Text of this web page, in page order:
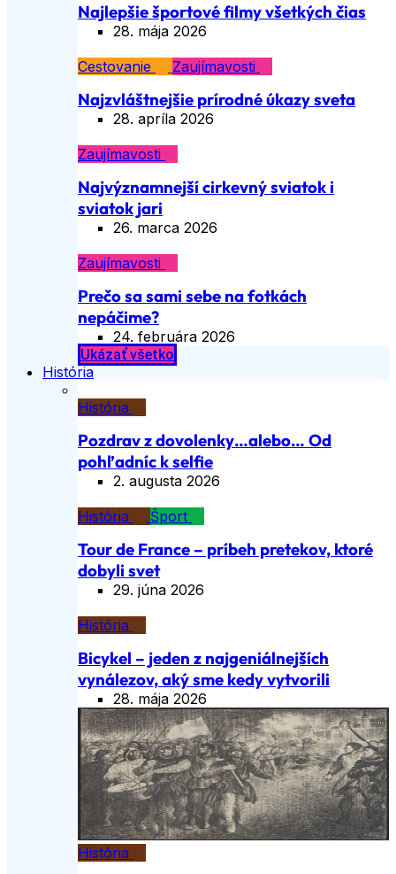
Najlepšie športové filmy všetkých čias
28. mája 2026
Cestovanie
Zaujímavosti
Najzvláštnejšie prírodné úkazy sveta
28. apríla 2026
Zaujímavosti
Najvýznamnejší cirkevný sviatok i
sviatok jari
26. marca 2026
Zaujímavosti
Prečo sa sami sebe na fotkách
nepáčime?
24. februára 2026
Ukázať všetko
História
História
Pozdrav z dovolenky…alebo… Od
pohľadníc k selfie
2. augusta 2026
História
Šport
Tour de France – príbeh pretekov, ktoré
dobyli svet
29. júna 2026
História
Bicykel – jeden z najgeniálnejších
vynálezov, aký sme kedy vytvorili
28. mája 2026
História